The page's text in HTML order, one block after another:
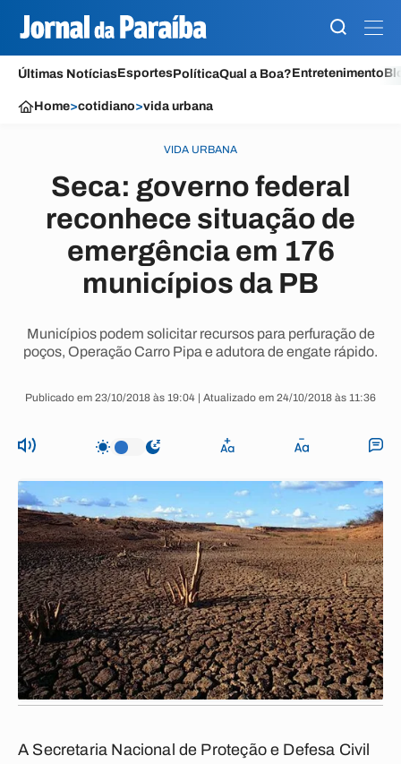
Últimas NotíciasEsportesPolíticaQual a Boa?Entretenimento
Home>cotidiano>vida urbana
VIDA URBANA
Seca: governo federal
reconhece situação de
emergência em 176
municípios da PB
Municípios podem solicitar recursos para perfuração de
poços, Operação Carro Pipa e adutora de engate rápido.
Publicado em 23/10/2018 às 19:04 | Atualizado em 24/10/2018 às 11:36
A Secretaria Nacional de Proteção e Defesa Civil